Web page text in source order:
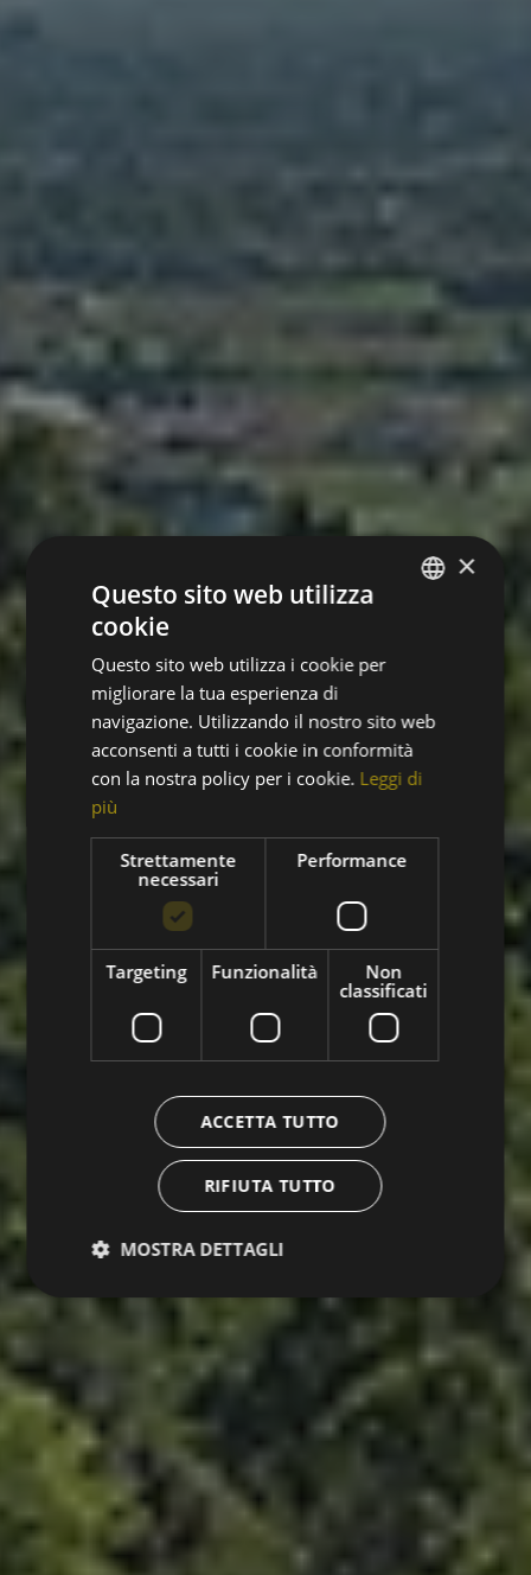
GERMAN
FRENCH
×
Questo sito web utilizza
cookie
Questo sito web utilizza i cookie per
migliorare la tua esperienza di
navigazione. Utilizzando il nostro sito web
acconsenti a tutti i cookie in conformità
con la nostra policy per i cookie. Leggi di
più
Strettamente
necessari
Performance
Targeting Funzionalità
Non
classificati
ACCETTA TUTTO
RIFIUTA TUTTO
MOSTRA DETTAGLI